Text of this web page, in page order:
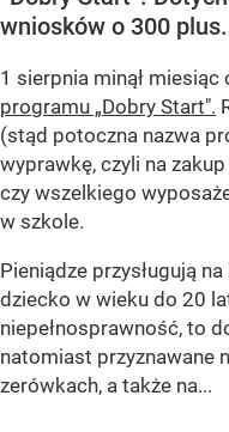
wniosków o 300 plus.
1 sierpnia minął
programu „Dobry Start".
(stąd potoczna nazwa
wyprawkę, czyli na
czy wszelkiego
w szkole.
Pieniądze przysługują
dziecko w wieku do 20
niepełnosprawność, to
natomiast przyznawane
zerówkach, a także na...